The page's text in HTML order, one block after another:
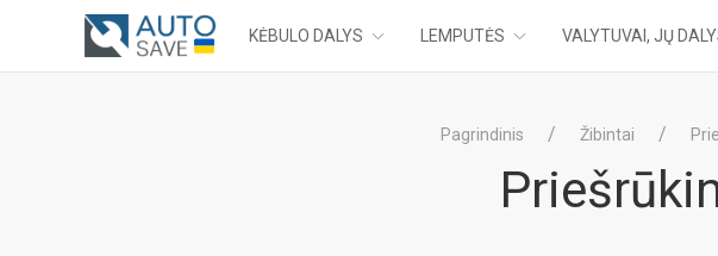
KĖBULO DALYS LEMPUTĖS VALYTUVAI, JŲ
Pagrindinis Žibintai